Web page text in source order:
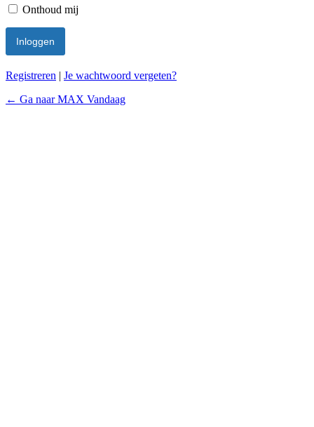
Onthoud mij
Registreren | Je wachtwoord vergeten?
← Ga naar MAX Vandaag